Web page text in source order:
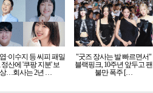
·이수지 등 씨피 패밀
정산에 '쿠팡 지분' 보
상…회사는 2년 …
"굿즈 장사는 발 빠르면서"
블랙핑크, 10주년 앞두고 팬
불만 폭주 […